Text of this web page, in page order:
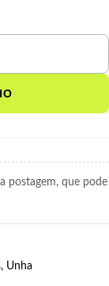
postagem, que pode
, Unha